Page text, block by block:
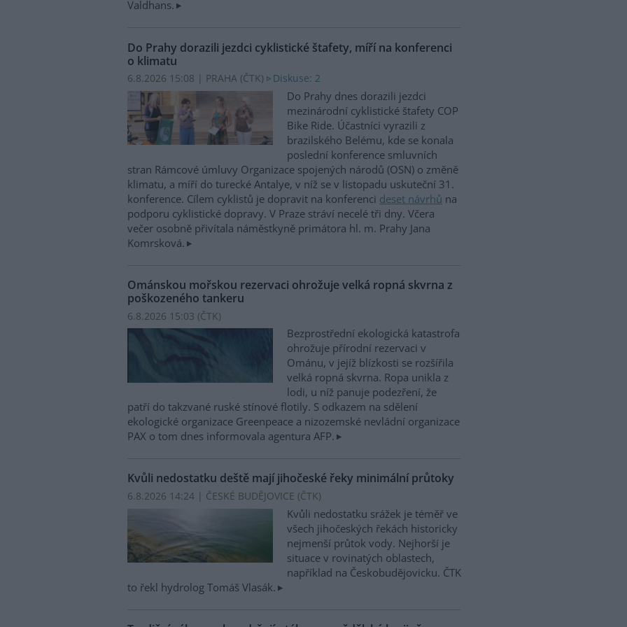
Valdhans.
Do Prahy dorazili jezdci cyklistické štafety, míří na konferenci
o klimatu
6.8.2026 15:08 | PRAHA (ČTK) Diskuse: 2
Do Prahy dnes dorazili jezdci
mezinárodní cyklistické štafety COP
Bike Ride. Účastníci vyrazili z
brazilského Belému, kde se konala
poslední konference smluvních
stran Rámcové úmluvy Organizace spojených národů (OSN) o změně
klimatu, a míří do turecké Antalye, v níž se v listopadu uskuteční 31.
konference. Cílem cyklistů je dopravit na konferenci deset návrhů na
podporu cyklistické dopravy. V Praze stráví necelé tři dny. Včera
večer osobně přivítala náměstkyně primátora hl. m. Prahy Jana
Komrsková.
Ománskou mořskou rezervaci ohrožuje velká ropná skvrna z
poškozeného tankeru
6.8.2026 15:03 (ČTK)
Bezprostřední ekologická katastrofa
ohrožuje přírodní rezervaci v
Ománu, v jejíž blízkosti se rozšířila
velká ropná skvrna. Ropa unikla z
lodi, u níž panuje podezření, že
patří do takzvané ruské stínové flotily. S odkazem na sdělení
ekologické organizace Greenpeace a nizozemské nevládní organizace
PAX o tom dnes informovala agentura AFP.
Kvůli nedostatku deště mají jihočeské řeky minimální průtoky
6.8.2026 14:24 | ČESKÉ BUDĚJOVICE (ČTK)
Kvůli nedostatku srážek je téměř ve
všech jihočeských řekách historicky
nejmenší průtok vody. Nejhorší je
situace v rovinatých oblastech,
například na Českobudějovicku. ČTK
to řekl hydrolog Tomáš Vlasák.